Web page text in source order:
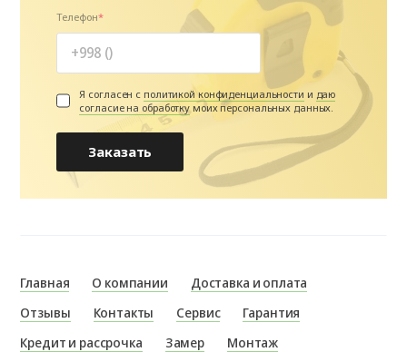
Телефон
Я согласен с политикой конфиденциальности и даю
согласие на обработку моих персональных данных.
Заказать
Главная О компании
Доставка и оплата
Отзывы
Контакты Сервис
Гарантия
Кредит и рассрочка
Замер
Монтаж